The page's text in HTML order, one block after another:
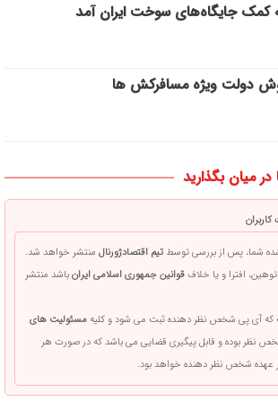
کمک جایگاه‌های سوخت ایران آمد
دولت ویژه مسافرکش‌ ها
میان بگذارید
شما، پس از بررسی توسطتیم اقتصادژورنالمنتشر خواهد شد.
افترا و یا خلافقوانین جمهوری اسلامی ایرانباشد منتشر
که آی پی شخص نظر دهنده ثبت می شود و کلیهمسئولیت های
نظر بوده و قابل پیگیری قضایی می باشد که در صورت هر
عهده شخص نظر دهنده خواهد بود.